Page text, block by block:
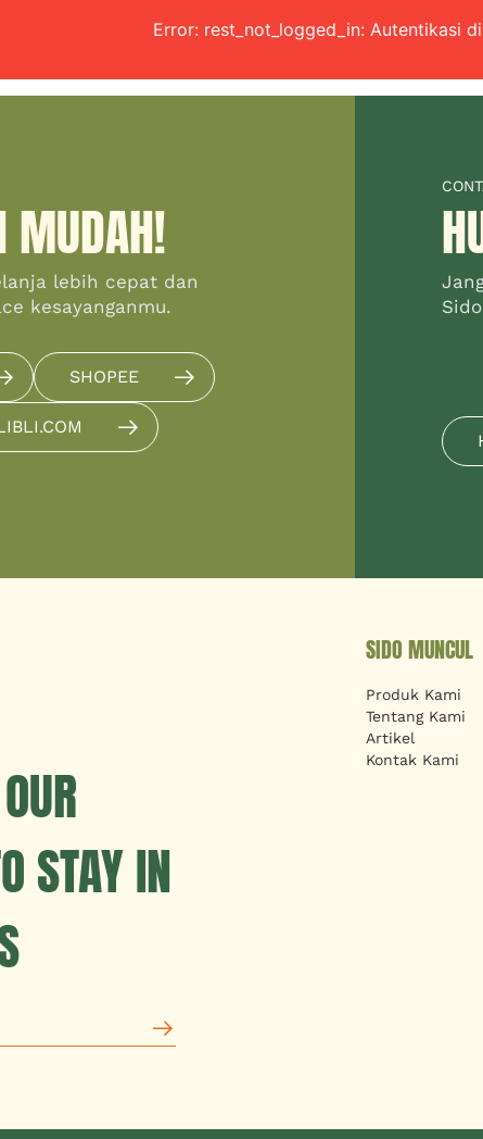
Error: rest_not_logged_in: Autentikasi
MUDAH!
lebih cepat dan
kesayanganmu.
SHOPEE
STAY IN
SIDO MUNCUL
Produk Kami
Tentang Kami
Artikel
Kontak Kami